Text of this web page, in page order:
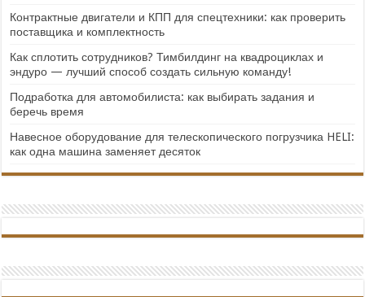
Контрактные двигатели и КПП для спецтехники: как проверить
поставщика и комплектность
Как сплотить сотрудников? Тимбилдинг на квадроциклах и
эндуро — лучший способ создать сильную команду!
Подработка для автомобилиста: как выбирать задания и
беречь время
Навесное оборудование для телескопического погрузчика HELI:
как одна машина заменяет десяток